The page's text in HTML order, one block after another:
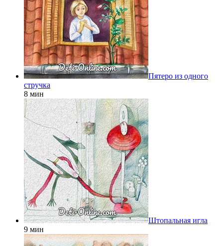
Пятеро из одного
стручка
8 мин
Штопальная игла
9 мин